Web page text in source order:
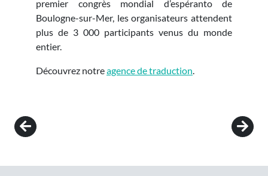
premier congrès mondial d’espéranto de
Boulogne-sur-Mer, les organisateurs attendent
plus de 3 000 participants venus du monde
entier.
Découvrez notreagence de traduction.
Post navigation